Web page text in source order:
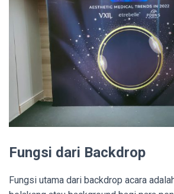
Fungsi dari Backdrop
Fungsi utama dari backdrop acara